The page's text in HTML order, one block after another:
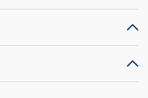
der Bahnstraße in
den